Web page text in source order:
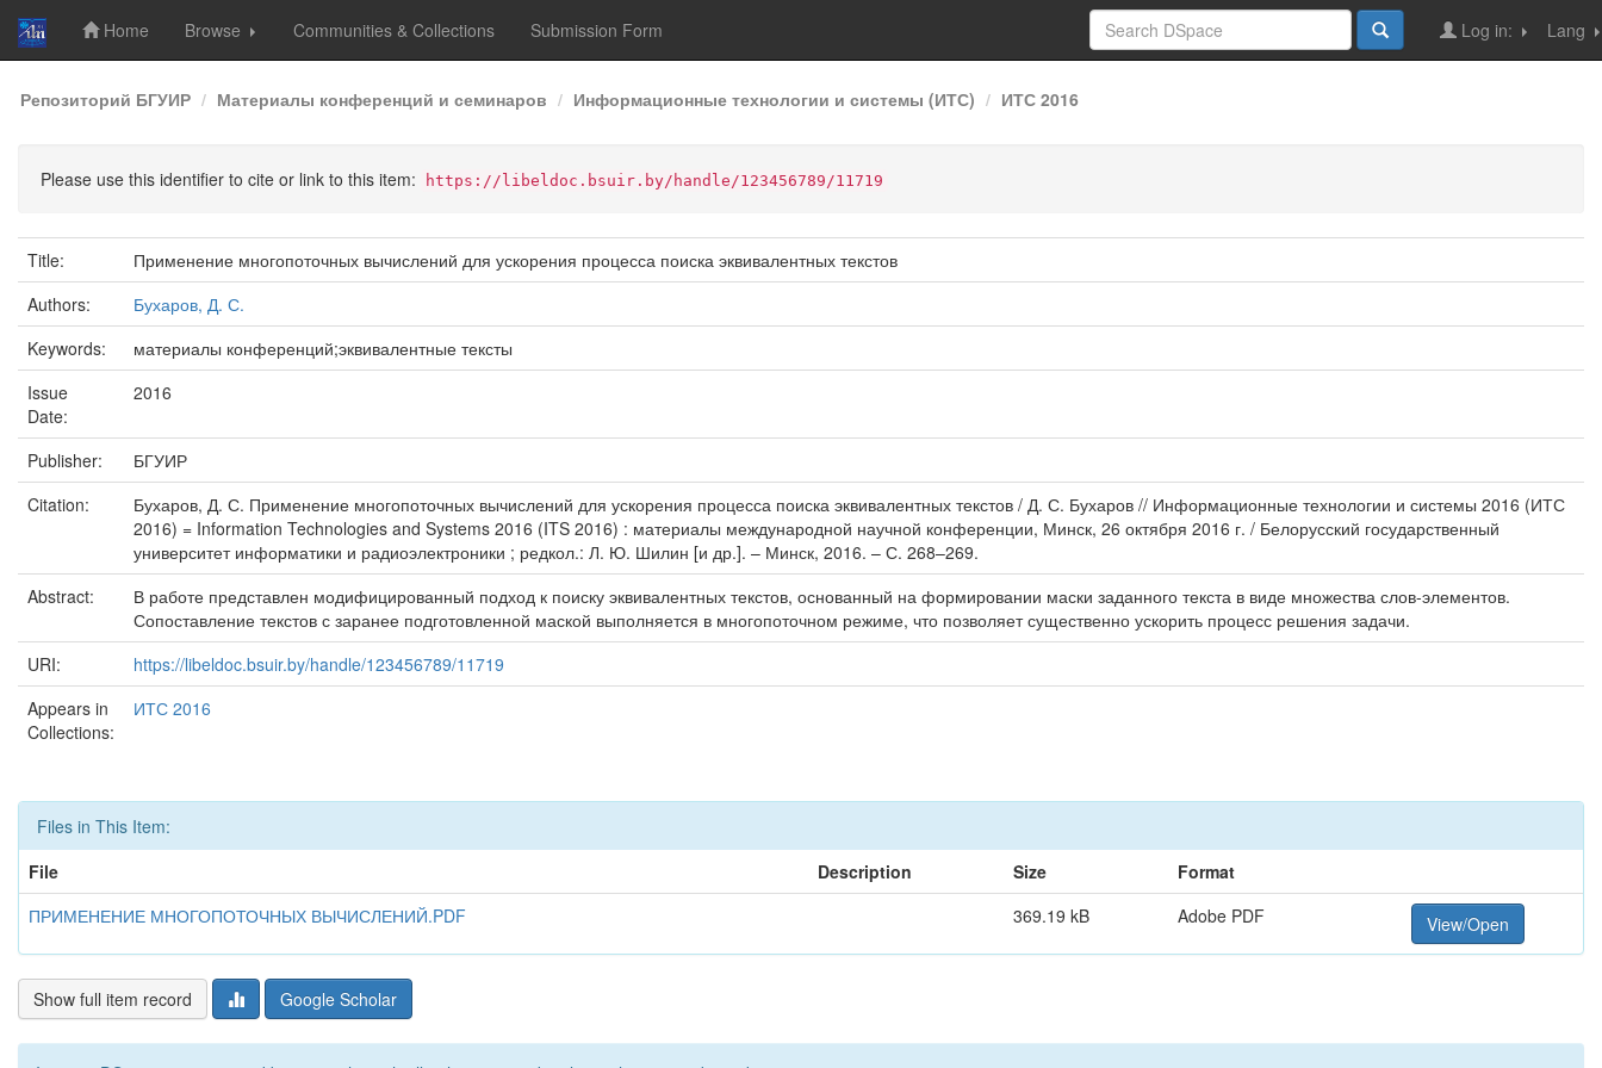
Skip
navigation
Home Browse Communities & Collections Submission Form Lang
Log in:
Репозиторий БГУИР Материалы конференций и семинаров Информационные технологии и системы (ИТС) ИТС 2016
Please use this identifier to cite or link to this item: https://libeldoc.bsuir.by/handle/123456789/11719
Title:
Применение многопоточных вычислений для ускорения процесса поиска эквивалентных текстов
Authors:
Бухаров, Д. С.
Keywords:
материалы конференций;эквивалентные тексты
Issue
Date:
2016
Publisher:
БГУИР
Citation:
Бухаров, Д. С. Применение многопоточных вычислений для ускорения процесса поиска эквивалентных текстов / Д. С. Бухаров // Информационные технологии и системы 2016 (ИТС
2016) = Information Technologies and Systems 2016 (ITS 2016) : материалы международной научной конференции, Минск, 26 октября 2016 г. / Белорусский государственный
университет информатики и радиоэлектроники ; редкол.: Л. Ю. Шилин [и др.]. – Минск, 2016. – С. 268–269.
Abstract:
В работе представлен модифицированный подход к поиску эквивалентных текстов, основанный на формировании маски заданного текста в виде множества слов-элементов.
Сопоставление текстов с заранее подготовленной маской выполняется в многопоточном режиме, что позволяет существенно ускорить процесс решения задачи.
URI:
https://libeldoc.bsuir.by/handle/123456789/11719
Appears in
Collections:
ИТС 2016
Files in This Item:
File
Description Size
Format
ПРИМЕНЕНИЕ МНОГОПОТОЧНЫХ ВЫЧИСЛЕНИЙ.PDF
369.19 kB Adobe PDF View/Open
Show full item record Google Scholar